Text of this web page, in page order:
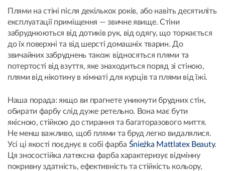
Плями на стіні після декількох років, або навіть десятиліть
експлуатації приміщення — звичне явище. Стіни
забруднюються від дотиків рук, від одягу, що торкається
до їх поверхні та від шерсті домашніх тварин. До
звичайних забруднень також відносяться плями та
потертості від взуття, яке знаходиться поряд зі стіною,
плями від нікотину в кімнаті для курців та плями від їжі.
Наша порада: якщо ви прагнете уникнути брудних стін,
обирати фарбу слід дуже ретельно. Вона має бути
якісною, стійкою до стирання та багаторазового миття.
Не менш важливо, щоб плями та бруд легко видалялися.
Усі ці якості поєднує в собі фарба Śnieżka Mattlatex Beauty.
Ця зносостійка латексна фарба характеризує відмінну
покривну здатність, ефективність та стійкість кольору,